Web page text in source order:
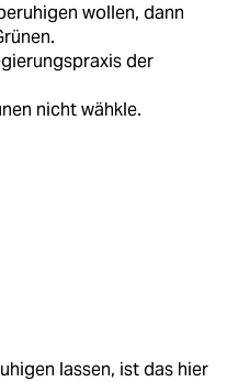
wollen, dann
der
nicht wähkle.
lassen, ist das hier